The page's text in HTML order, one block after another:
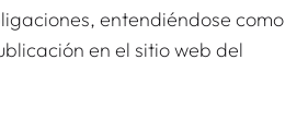
entendiéndose como
en el sitio web del